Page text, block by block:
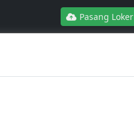
Pasang Loker